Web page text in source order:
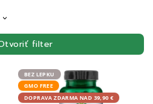
filter
BEZ LEPKU
GMO FREE
DOPRAVA ZDARMA NAD 39,90 €